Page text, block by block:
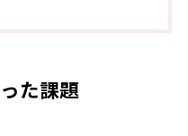
た課題